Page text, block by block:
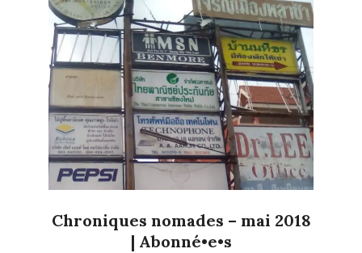
Chroniques nomades – mai 2018
| Abonné•e•s